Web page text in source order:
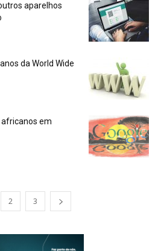
aparelhos
da World Wide
africanos em
2 3